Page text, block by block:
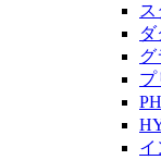
グ
プ
イ